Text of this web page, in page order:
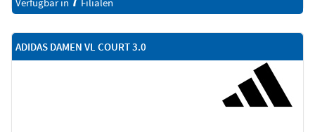
ADIDAS DAMEN VL COURT 3.0